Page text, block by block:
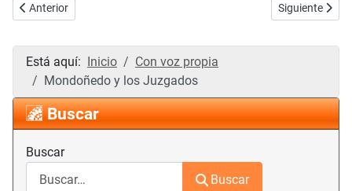
Artículo anterior: A nuestra amiga Rosalía Rico Fernández
Anterior Artículo
Siguiente
Está aquí: Inicio
Con voz propia
Mondoñedo y los Juzgados
Buscar
Buscar
Buscar